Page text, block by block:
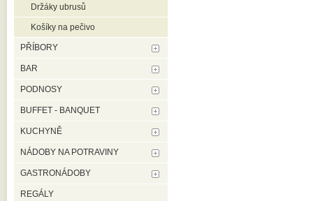
Držáky ubrusů
Košíky na pečivo
PŘÍBORY
BAR
PODNOSY
BUFFET - BANQUET
KUCHYNĚ
NÁDOBY NA POTRAVINY
GASTRONÁDOBY
REGÁLY